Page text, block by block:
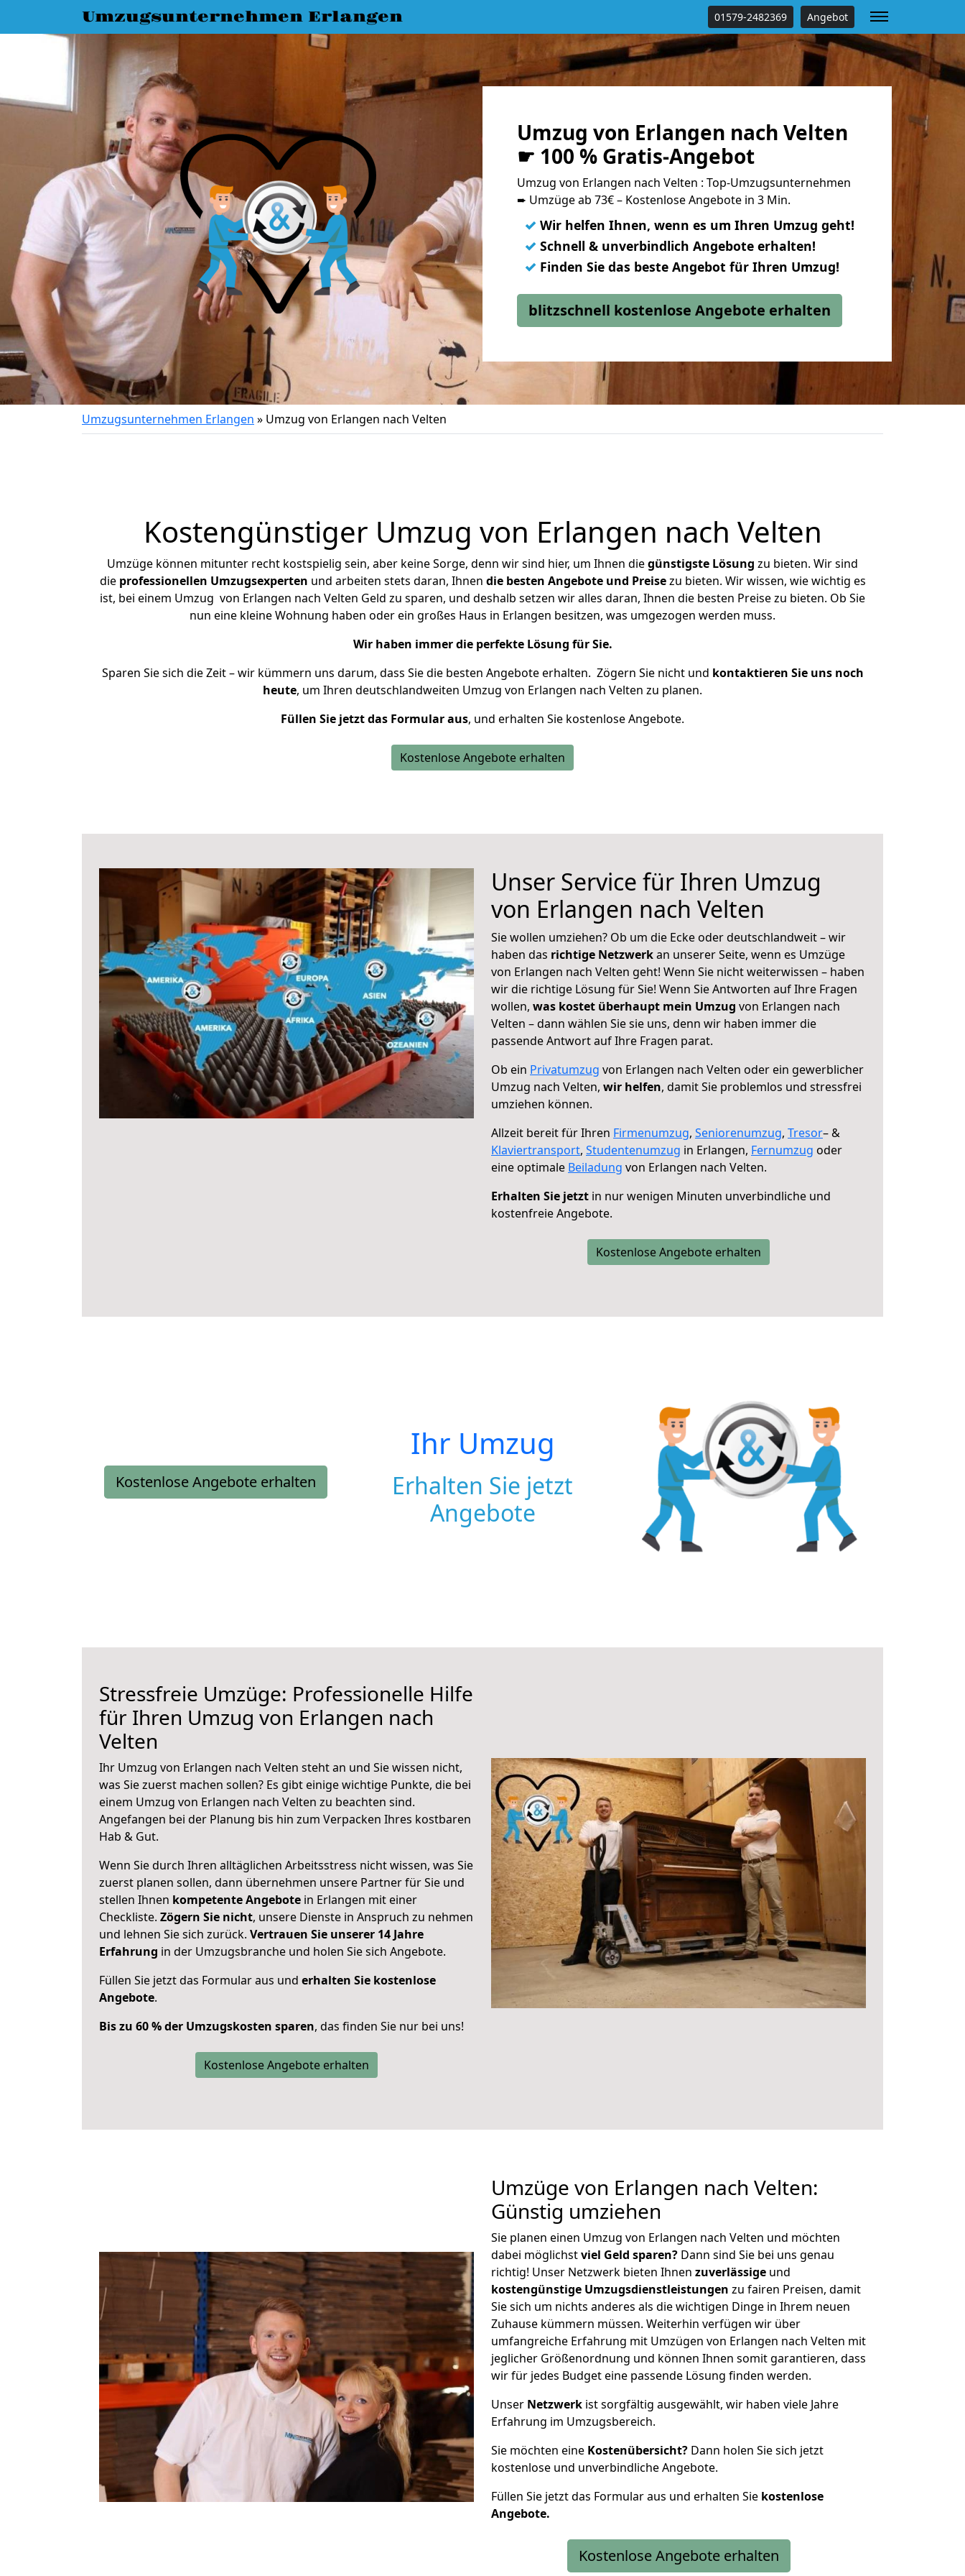
Umzugsunternehmen Erlangen 01579-2482369 Angebot
Umzug von Erlangen nach Velten
☛ 100 % Gratis-Angebot
Umzug von Erlangen nach Velten : Top-Umzugsunternehmen
➨ Umzüge ab 73€ – Kostenlose Angebote in 3 Min.
✓ Wir helfen Ihnen, wenn es um Ihren Umzug geht!
✓ Schnell & unverbindlich Angebote erhalten!
✓ Finden Sie das beste Angebot für Ihren Umzug!
blitzschnell kostenlose Angebote erhalten
Umzugsunternehmen Erlangen » Umzug von Erlangen nach Velten
Kostengünstiger Umzug von Erlangen nach Velten
Umzüge können mitunter recht kostspielig sein, aber keine Sorge, denn wir sind hier, um Ihnen diegünstigste Lösung zu bieten. Wir sind
die professionellen Umzugsexperten und arbeiten stets daran, Ihnen die besten Angebote und Preisezu bieten. Wir wissen, wie wichtig es
ist, bei einem Umzug von Erlangen nach Velten Geld zu sparen, und deshalb setzen wir alles daran, Ihnen die besten Preise zu bieten. Ob Sie
nun eine kleine Wohnung haben oder ein großes Haus in Erlangen besitzen, was umgezogen werden muss.
Wir haben immer die perfekte Lösung für Sie.
Sparen Sie sich die Zeit – wir kümmern uns darum, dass Sie die besten Angebote erhalten. Zögern Sie nicht und kontaktieren Sie uns noch
heute, um Ihren deutschlandweiten Umzug von Erlangen nach Velten zu planen.
Füllen Sie jetzt das Formular aus, und erhalten Sie kostenlose Angebote.
Kostenlose Angebote erhalten
Unser Service für Ihren Umzug
von Erlangen nach Velten
Sie wollen umziehen? Ob um die Ecke oder deutschlandweit – wir
haben das richtige Netzwerkan unserer Seite, wenn es Umzüge
von Erlangen nach Velten geht! Wenn Sie nicht weiterwissen – haben
wir die richtige Lösung für Sie! Wenn Sie Antworten auf Ihre Fragen
wollen, was kostet überhaupt mein Umzug von Erlangen nach
Velten – dann wählen Sie sie uns, denn wir haben immer die
passende Antwort auf Ihre Fragen parat.
Ob ein Privatumzug von Erlangen nach Velten oder ein gewerblicher
Umzug nach Velten, wir helfen, damit Sie problemlos und stressfrei
umziehen können.
Allzeit bereit für Ihren Firmenumzug, Seniorenumzug, Tresor– &
Klaviertransport, Studentenumzug in Erlangen, Fernumzug oder
eine optimale Beiladung von Erlangen nach Velten.
Erhalten Sie jetzt in nur wenigen Minuten unverbindliche und
kostenfreie Angebote.
Kostenlose Angebote erhalten
Kostenlose Angebote erhalten
Ihr Umzug
Erhalten Sie jetzt
Angebote
Stressfreie Umzüge: Professionelle Hilfe
für Ihren Umzug von Erlangen nach
Velten
Ihr Umzug von Erlangen nach Velten steht an und Sie wissen nicht,
was Sie zuerst machen sollen? Es gibt einige wichtige Punkte, die bei
einem Umzug von Erlangen nach Velten zu beachten sind.
Angefangen bei der Planung bis hin zum Verpacken Ihres kostbaren
Hab & Gut.
Wenn Sie durch Ihren alltäglichen Arbeitsstress nicht wissen, was Sie
zuerst planen sollen, dann übernehmen unsere Partner für Sie und
stellen Ihnen kompetente Angebote in Erlangen mit einer
Checkliste. Zögern Sie nicht, unsere Dienste in Anspruch zu nehmen
und lehnen Sie sich zurück. Vertrauen Sie unserer 14 Jahre
Erfahrung in der Umzugsbranche und holen Sie sich Angebote.
Füllen Sie jetzt das Formular aus und erhalten Sie kostenlose
Angebote.
Bis zu 60 % der Umzugskosten sparen, das finden Sie nur bei uns!
Kostenlose Angebote erhalten
Umzüge von Erlangen nach Velten:
Günstig umziehen
Sie planen einen Umzug von Erlangen nach Velten und möchten
dabei möglichstviel Geld sparen? Dann sind Sie bei uns genau
richtig! Unser Netzwerk bieten Ihnen zuverlässige und
kostengünstige Umzugsdienstleistungen zu fairen Preisen, damit
Sie sich um nichts anderes als die wichtigen Dinge in Ihrem neuen
Zuhause kümmern müssen. Weiterhin verfügen wir über
umfangreiche Erfahrung mit Umzügen von Erlangen nach Velten mit
jeglicher Größenordnung und können Ihnen somit garantieren, dass
wir für jedes Budget eine passende Lösung finden werden.
Unser Netzwerk ist sorgfältig ausgewählt, wir haben viele Jahre
Erfahrung im Umzugsbereich.
Sie möchten eine Kostenübersicht? Dann holen Sie sich jetzt
kostenlose und unverbindliche Angebote.
Füllen Sie jetzt das Formular aus und erhalten Sie kostenlose
Angebote.
Kostenlose Angebote erhalten